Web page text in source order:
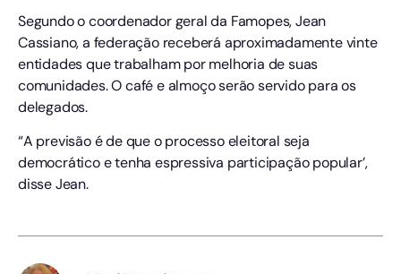
Segundo o coordenador geral da Famopes, Jean
Cassiano, a federação receberá aproximadamente vinte
entidades que trabalham por melhoria de suas
comunidades. O café e almoço serão servido para os
delegados.
“A previsão é de que o processo eleitoral seja
democrático e tenha espressiva participação popular’,
disse Jean.